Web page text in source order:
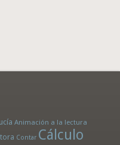
Animación a la lectura
Contar Cálculo